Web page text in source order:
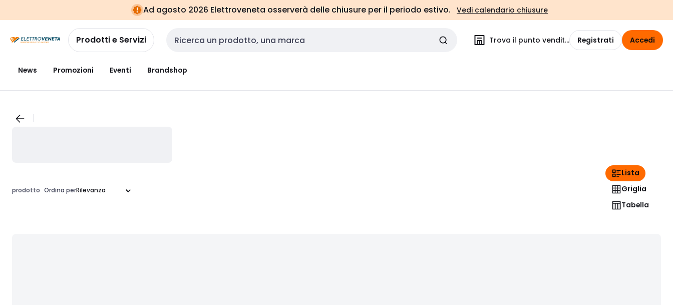
navigazionealla
pagina
Ad agosto 2026 Elettroveneta osserverà delle chiusure per il periodo estivo. Vedi calendario chiusure
Prodotti e Servizi Cerca input Trova il punto vendita Registrati Accedi
News Promozioni Eventi Brandshop
prodotto Ordina per
Lista
Griglia
Tabella